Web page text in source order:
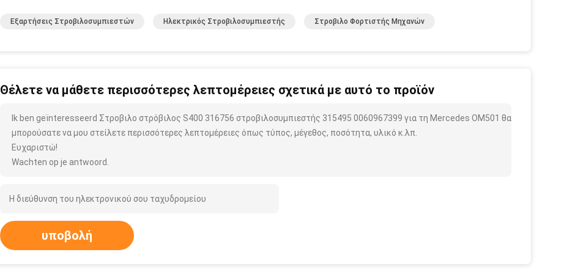
Εξαρτήσεις Στροβιλοσυμπιεστών Ηλεκτρικός Στροβιλοσυμπιεστής Στροβιλο Φορτιστής Μηχανών
Θέλετε να μάθετε περισσότερες λεπτομέρειες σχετικά με αυτό το προϊόν
Ik ben geïnteresseerd Στροβιλο στρόβιλος S400 316756 στροβιλοσυμπιεστής 315495 0060967399 για τη Mercedes OM501 θα
μπορούσατε να μου στείλετε περισσότερες λεπτομέρειες όπως τύπος, μέγεθος, ποσότητα, υλικό κ.λπ.
Ευχαριστώ!
Wachten op je antwoord.
υποβολή